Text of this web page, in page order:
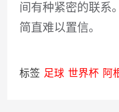
间有种紧密的联系
简直难以置信。
标签 足球 世界杯 阿